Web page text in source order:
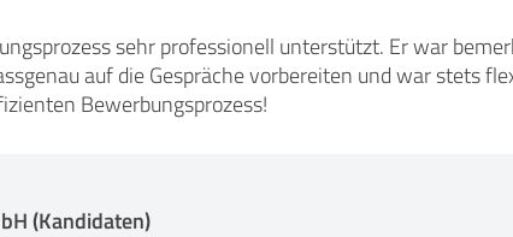
sehr professionell unterstützt. Er war
auf die Gespräche vorbereiten und war stets
Bewerbungsprozess!
(Kandidaten)